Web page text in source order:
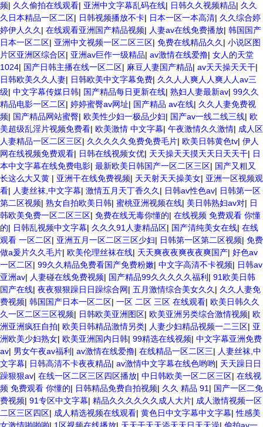
频| 久久偷拍在线观看| 亚洲中文字幕乱码在线| 日韩久久视频精品| 久久
久日本精品一区二区| 日韩视频播放不卡| 日本一区一本高清| 久久综合婷
婷伊人久久 | 在线观看亚洲国产精品视频| 人妻av在线免费播放| 韩国国产
日本一区二区| 亚洲中文视频一区二区三区| 免费在线精品久久 | 小说区图
片区亚洲区综合区| 亚洲av巨作一级精品| av激情在线爱撸| 女人的天堂
1024| 国产日韩主播在线一区二区| 麻豆人妻国产精品| av天天操天天干|
日韩欧美久久人妻| 日韩欧美中文字幕免费| 久久人人爽人人爽人人av三
级| 中文字幕传媒日韩| 国产精品每日更新在线| 熟妇人妻最新av| 99久久
精品电影一区二区| 婷婷蜜臀av网址| 国产精品 av在线| 久久人妻免费视
频| 国产精品网站蜜臀| 欧美性少妇一极品少妇| 国产av一线二线三线| 欧
美超级乱淫片视频免费看| 欧美激情 中文字幕| 午夜激情久久激情| 成人区
人妻精品一区二区三区| 久久久久久免费免费毛片| 欧美日韩黄色tv| 伊人
网在线视频免费观看| 日韩在线视频女优| 天天操天天摸天天日天天干| 日
本中文字幕在线免费电影| 最新欧美日韩国产一区二区三区| 国产又粗又
长这么大又黄 | 亚洲干在线免费视频| 天天射天天操美女| 亚洲一区视频观
看| 人妻丝袜,中文字幕| 激情五月天丁香久久 | 日韩av性色av| 日韩第一区
第二区视频| 熟女自拍欧美日韩| 蜜桃亚洲视频在线| 美日韩熟妇av对| 日
韩欧美免费一区二区三区| 免费在线无毒你懂的| 在线视频 免费观看 你懂
的| 日韩乱视频中文字幕| 久久久91人妻精品区| 国产清纯美女在线| 在线
观看 一区二区| 亚洲五月一区二区三区少妇| 日韩第一区第二区视频| 免费
做a爰片久久毛片| 欧美伦理丝袜在线| 天天爽夜夜爽夜夜爽国产| 好色av
一区二区| 99久久精品免费看国产免费粉嫩| 中文字高清不卡视频| 日韩av
亚洲av| 人妻碰在线免费视频| 国产精品99久久久久久福利 | 91欧美日韩
国产在线| 夜夜狠狠躁日日躁综合网| 五月激情综合美女久久 | 久久人妻免
费视频| 韩国国产日本一区二区| 一区 二区 三区 在线观看| 欧美日韩久久
久一区二区三区视频| 日韩欧美亚洲图区| 欧美亚洲另类综合激情视频| 欧
洲亚洲疯狂自拍| 欧美日韩精品激情另类| 人妻少妇精品视频一二三区| 亚
洲欧美少妇熟女| 欧美亚洲国内日韩| 99精选在线视频| 中文字幕亚洲免费
av| 男女午夜av福利 | av激情在线爱撸| 在线精品一区二区三| 人妻丝袜,中
文字幕| 日韩高清不卡夜夜精品| av激情中文字幕在线色哟哟| 天天躁日日
躁狠狠av| 在线一区二区三区四区播放| 中日韩欧美一区二区三区| 在线视
频 免费观看 你懂的| 日韩精品免费自拍视频| 久久 精品 91 | 国产一区二免
费视频| 91专区中文字幕| 精品久久久久久久成人大片| 成人激情视频一区
二区三区四区| 成人精选视频在线观看| 黄色日中文字幕中文字幕|性感美